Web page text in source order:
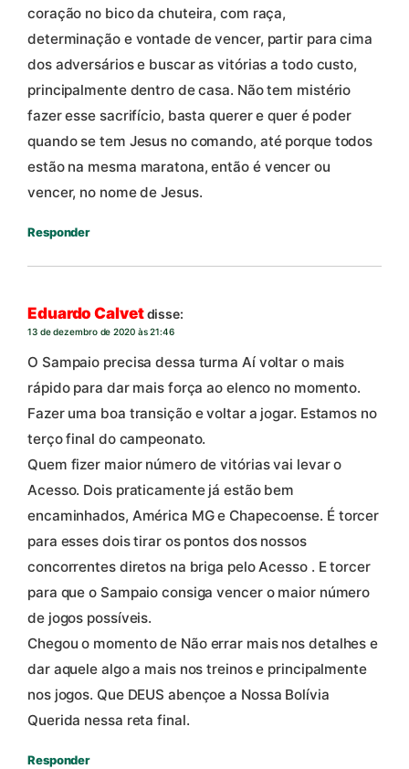
coração no bico da chuteira, com raça,
determinação e vontade de vencer, partir para cima
dos adversários e buscar as vitórias a todo custo,
principalmente dentro de casa. Não tem mistério
fazer esse sacrifício, basta querer e quer é poder
quando se tem Jesus no comando, até porque todos
estão na mesma maratona, então é vencer ou
vencer, no nome de Jesus.
Responder
Eduardo Calvetdisse:
13 de dezembro de 2020 às 21:46
O Sampaio precisa dessa turma Aí voltar o mais
rápido para dar mais força ao elenco no momento.
Fazer uma boa transição e voltar a jogar. Estamos no
terço final do campeonato.
Quem fizer maior número de vitórias vai levar o
Acesso. Dois praticamente já estão bem
encaminhados, América MG e Chapecoense. É torcer
para esses dois tirar os pontos dos nossos
concorrentes diretos na briga pelo Acesso . E torcer
para que o Sampaio consiga vencer o maior número
de jogos possíveis.
Chegou o momento de Não errar mais nos detalhes e
dar aquele algo a mais nos treinos e principalmente
nos jogos. Que DEUS abençoe a Nossa Bolívia
Querida nessa reta final.
Responder